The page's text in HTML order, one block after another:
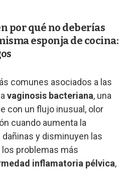
por qué no deberías
esponja de cocina:
comunes asociados a las
vaginosis bacteriana, una
con un flujo inusual, olor
cuando aumenta la
y disminuyen las
problemas más
inflamatoria pélvica,